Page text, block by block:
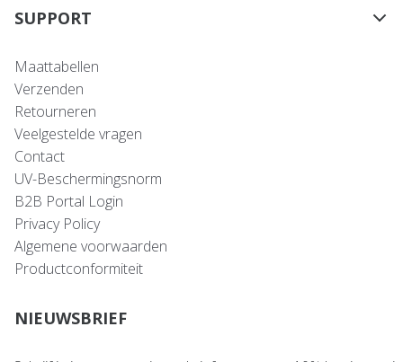
SUPPORT
Maattabellen
Verzenden
Retourneren
Veelgestelde vragen
Contact
UV-Beschermingsnorm
B2B Portal Login
Privacy Policy
Algemene voorwaarden
Productconformiteit
NIEUWSBRIEF